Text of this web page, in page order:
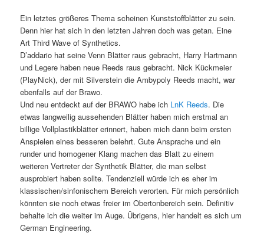
Ein letztes größeres Thema scheinen Kunststoffblätter zu sein.
Denn hier hat sich in den letzten Jahren doch was getan. Eine
Art Third Wave of Synthetics.
D’addario hat seine Venn Blätter raus gebracht, Harry Hartmann
und Legere haben neue Reeds raus gebracht. Nick Kückmeier
(PlayNick), der mit Silverstein die Ambypoly Reeds macht, war
ebenfalls auf der Brawo.
Und neu entdeckt auf der BRAWO habe ich LnK Reeds. Die
etwas langweilig aussehenden Blätter haben mich erstmal an
billige Vollplastikblätter erinnert, haben mich dann beim ersten
Anspielen eines besseren belehrt. Gute Ansprache und ein
runder und homogener Klang machen das Blatt zu einem
weiteren Vertreter der Synthetik Blätter, die man selbst
ausprobiert haben sollte. Tendenziell würde ich es eher im
klassischen/sinfonischem Bereich verorten. Für mich persönlich
könnten sie noch etwas freier im Obertonbereich sein. Definitiv
behalte ich die weiter im Auge. Übrigens, hier handelt es sich um
German Engineering.